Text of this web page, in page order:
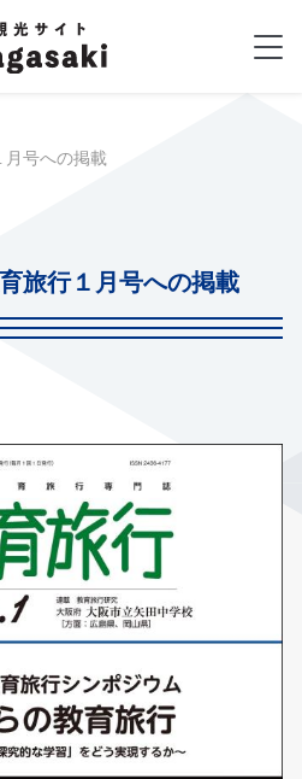
月号への掲載
旅行１月号への掲載